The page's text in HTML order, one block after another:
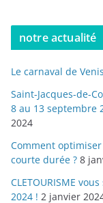
notre actualité
Le carnaval de
Saint-Jacques-de-
8 au 13 septembre
2024
Comment
courte durée ? 8
CLETOURISME
2024 ! 2 janvier